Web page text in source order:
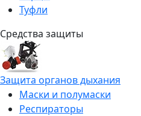
Туфли
Средства защиты
Защита органов дыхания
Маски и полумаски
Респираторы